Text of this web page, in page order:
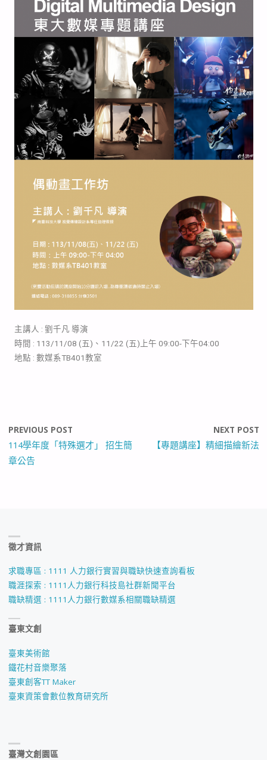
主講人 : 劉千凡 導演
時間 : 113/11/08 (五)、11/22 (五)上午 09:00-下午04:00
地點 : 數媒系TB401教室
PREVIOUS POST
114學年度「特殊選才」 招生簡
章公告
NEXT POST
【專題講座】精細描繪新法
徵才資訊
求職專區 : 1111 人力銀行實習與職缺快速查詢看板
職涯探索 : 1111人力銀行科技島社群新聞平台
職缺精選 : 1111人力銀行數媒系相關職缺精選
臺東文創
臺東美術館
鐵花村音樂聚落
臺東創客TT Maker
臺東資策會數位教育研究所
臺灣文創園區